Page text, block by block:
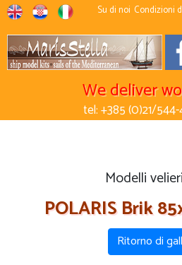
Su di noi Condizioni
We deliver
tel: +385 (0)21/544-
Modelli
POLARIS Brik
Ritorno di